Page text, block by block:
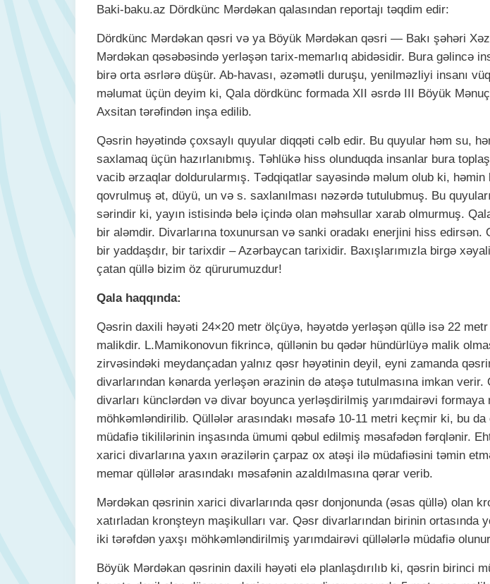
Baki-baku.az Dördkünc Mərdəkan qalasından reportajı təqdim edir:
Dördkünc Mərdəkan qəsri və ya Böyük Mərdəkan qəsri — Bakı şəhəri
Mərdəkan qəsəbəsində yerləşən tarix-memarlıq abidəsidir. Bura gəlincə
birə orta əsrlərə düşür. Ab-havası, əzəmətli duruşu, yenilməzliyi insanı
məlumat üçün deyim ki, Qala dördkünc formada XII əsrdə III Böyük
Axsitan tərəfindən inşa edilib.
Qəsrin həyətində çoxsaylı quyular diqqəti cəlb edir. Bu quyular həm su,
saxlamaq üçün hazırlanıbmış. Təhlükə hiss olunduqda insanlar bura
vacib ərzaqlar doldurularmış. Tədqiqatlar sayəsində məlum olub ki, həmin
qovrulmuş ət, düyü, un və s. saxlanılması nəzərdə tutulubmuş. Bu
sərindir ki, yayın istisində belə içində olan məhsullar xarab olmurmuş.
bir aləmdir. Divarlarına toxunursan və sanki oradakı enerjini hiss edirsən.
bir yaddaşdır, bir tarixdir – Azərbaycan tarixidir. Baxışlarımızla birgə
çatan qüllə bizim öz qürurumuzdur!
Qala haqqında:
Qəsrin daxili həyəti 24×20 metr ölçüyə, həyətdə yerləşən qüllə isə 22
malikdir. L.Mamikonovun fikrincə, qüllənin bu qədər hündürlüyə malik
zirvəsindəki meydançadan yalnız qəsr həyətinin deyil, eyni zamanda
divarlarından kənarda yerləşən ərazinin də atəşə tutulmasına imkan verir.
divarları künclərdən və divar boyunca yerləşdirilmiş yarımdairəvi
möhkəmləndirilib. Qüllələr arasındakı məsafə 10-11 metri keçmir ki, bu
müdafiə tikililərinin inşasında ümumi qəbul edilmiş məsafədən fərqlənir.
xarici divarlarına yaxın ərazilərin çarpaz ox atəşi ilə müdafiəsini təmin
memar qüllələr arasındakı məsafənin azaldılmasına qərar verib.
Mərdəkan qəsrinin xarici divarlarında qəsr donjonunda (əsas qüllə) olan
xatırladan kronşteyn maşikulları var. Qəsr divarlarından birinin ortasında
iki tərəfdən yaxşı möhkəmləndirilmiş yarımdairəvi qüllələrlə müdafiə
Böyük Mərdəkan qəsrinin daxili həyəti elə planlaşdırılıb ki, qəsrin birinci